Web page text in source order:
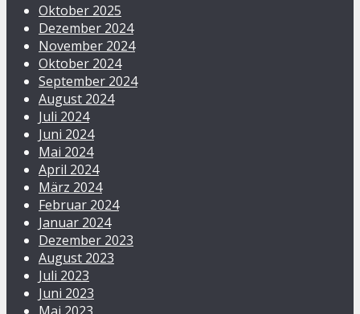
Oktober 2025
Dezember 2024
November 2024
Oktober 2024
September 2024
August 2024
Juli 2024
Juni 2024
Mai 2024
April 2024
März 2024
Februar 2024
Januar 2024
Dezember 2023
August 2023
Juli 2023
Juni 2023